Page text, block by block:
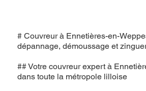
# Couvreur à Ennetières-en-
dépannage, démoussage et
## Votre couvreur expert à
dans toute la métropole lilloise